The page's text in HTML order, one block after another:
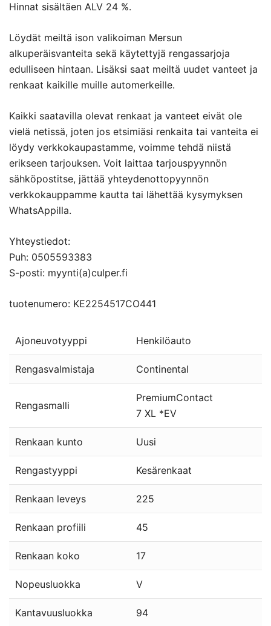
Hinnat sisältäen ALV 24 %.
Löydät meiltä ison valikoiman Mersun
alkuperäisvanteita sekä käytettyjä rengassarjoja
edulliseen hintaan. Lisäksi saat meiltä uudet vanteet ja
renkaat kaikille muille automerkeille.
Kaikki saatavilla olevat renkaat ja vanteet eivät ole
vielä netissä, joten jos etsimiäsi renkaita tai vanteita ei
löydy verkkokaupastamme, voimme tehdä niistä
erikseen tarjouksen. Voit laittaa tarjouspyynnön
sähköpostitse, jättää yhteydenottopyynnön
verkkokauppamme kautta tai lähettää kysymyksen
WhatsAppilla.
Yhteystiedot:
Puh: 0505593383
S-posti: myynti(a)culper.fi
tuotenumero: KE2254517CO441
Ajoneuvotyyppi Henkilöauto
Rengasvalmistaja Continental
Rengasmalli
PremiumContact
7 XL *EV
Renkaan kunto Uusi
Rengastyyppi Kesärenkaat
Renkaan leveys 225
Renkaan profiili 45
Renkaan koko 17
Nopeusluokka V
Kantavuusluokka 94